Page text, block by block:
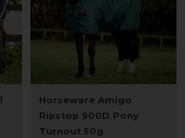
Horseware Amigo
Ripstop 900D Pony
Turnout 50g